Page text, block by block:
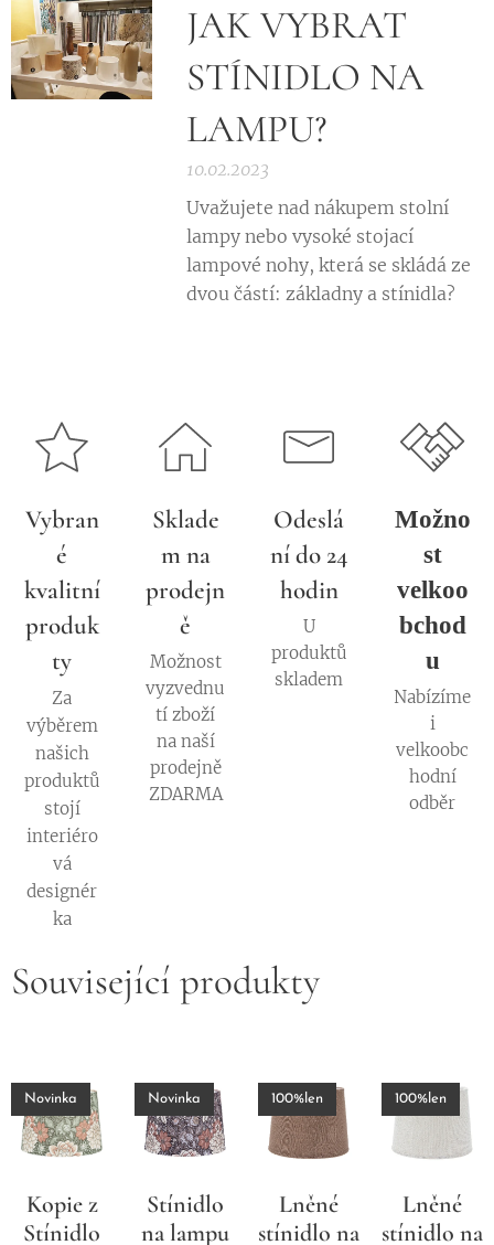
JAK VYBRAT
STÍNIDLO NA
LAMPU?
10.02.2023
Uvažujete nad nákupem stolní
lampy nebo vysoké stojací
lampové nohy, která se skládá ze
dvou částí: základny a stínidla?
Vybran
é
kvalitní
produk
ty
Za
výběrem
našich
produktů
stojí
interiéro
vá
designér
ka
Sklade
m na
prodejn
ě
Možnost
vyzvednu
tí zboží
na naší
prodejně
ZDARMA
Odeslá
ní do 24
hodin
U
produktů
skladem
Možno
st
velkoo
bchod
u
Nabízíme
i
velkoobc
hodní
odběr
Související produkty
Kopie z
Stínidlo
Novinka
Stínidlo
na lampu
Novinka
Lněné
stínidlo na
100%len
Lněné
stínidlo na
100%len